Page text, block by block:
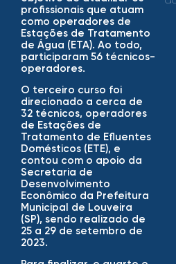
profissionais que atuam
como operadores de
Estações de Tratamento
de Água (ETA). Ao todo,
participaram 56 técnicos-
operadores.
O terceiro curso foi
direcionado a cerca de
32 técnicos, operadores
de Estações de
Tratamento de Efluentes
Domésticos (ETE), e
contou com o apoio da
Secretaria de
Desenvolvimento
Econômico da Prefeitura
Municipal de Louveira
(SP), sendo realizado de
25 a 29 de setembro de
2023.